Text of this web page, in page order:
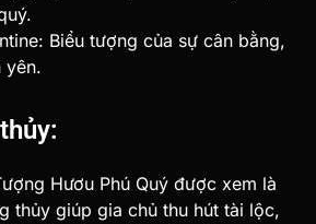
Biểu tượng của sự cân bằng,
yên.
Hươu Phú Quý được xem là
thủy giúp gia chủ thu hút tài lộc,